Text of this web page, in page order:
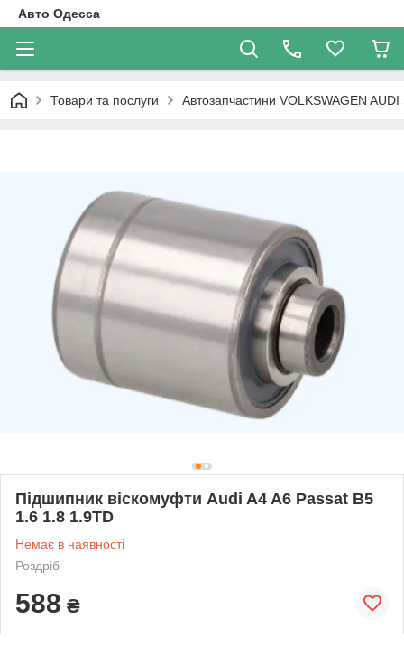
Авто Одесса
Товари та послуги Автозапчастини VOLKSWAGEN AUDI
Підшипник віскомуфти Audi A4 A6 Passat B5
1.6 1.8 1.9TD
Немає в наявності
Роздріб
588 ₴